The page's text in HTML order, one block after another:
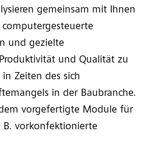
gemeinsam mit Ihnen
computergesteuerte
und gezielte
und Qualität zu
Zeiten des sich
in der Baubranche.
vorgefertigte Module für
B. vorkonfektionierte